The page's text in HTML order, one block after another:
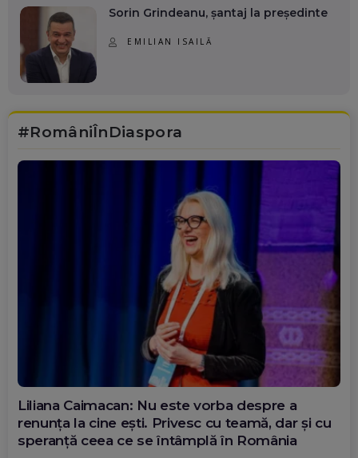
Sorin Grindeanu, șantaj la președinte
EMILIAN ISAILĂ
#RomâniÎnDiaspora
Diana Olar, românca de la Google care
demonstrează că diaspora poate schimba
România